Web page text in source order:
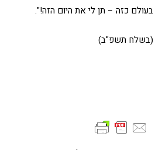
בעולם כזה – תן לי את היום הזה!".
(בשלח תשפ"ב)